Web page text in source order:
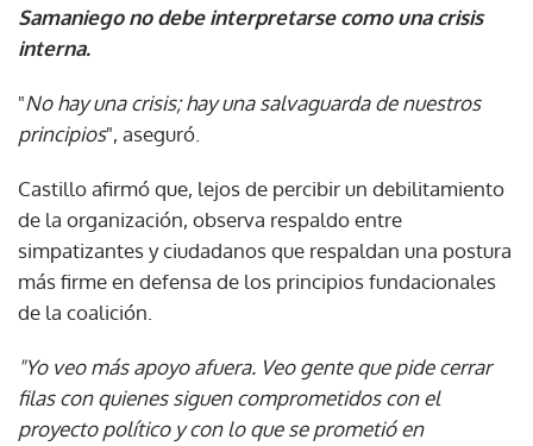
Samaniego no debe interpretarse como una crisis
interna.
"No hay una crisis; hay una salvaguarda de nuestros
principios", aseguró.
Castillo afirmó que, lejos de percibir un debilitamiento
de la organización, observa respaldo entre
simpatizantes y ciudadanos que respaldan una postura
más firme en defensa de los principios fundacionales
de la coalición.
"Yo veo más apoyo afuera. Veo gente que pide cerrar
filas con quienes siguen comprometidos con el
proyecto político y con lo que se prometió en